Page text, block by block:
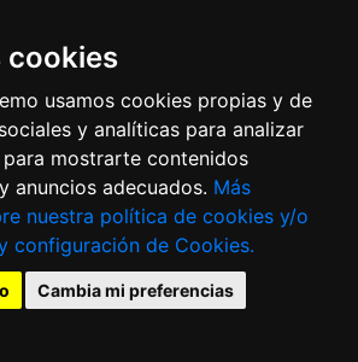
cookies
usamos cookies propias y de
y analíticas para analizar
mostrarte contenidos
anuncios adecuados. Más
nuestra política de cookies y/o
configuración de Cookies.
Cambia mi preferencias